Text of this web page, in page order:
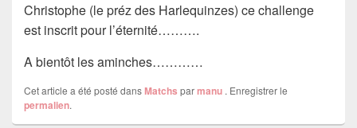
Christophe (le préz des Harlequinzes) ce challenge
est inscrit pour l’éternité……….
A bientôt les aminches…………
Cet article a été posté dansMatchs parmanu . Enregistrer le
permalien.